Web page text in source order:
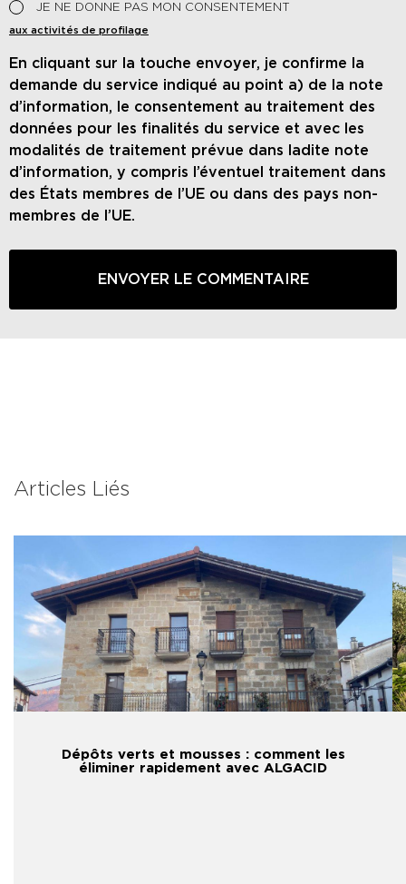
JE NE DONNE PAS MON CONSENTEMENT
aux activités de profilage
En cliquant sur la touche envoyer, je confirme la
demande du service indiqué au point a) de la note
d’information, le consentement au traitement des
données pour les finalités du service et avec les
modalités de traitement prévue dans ladite note
d’information, y compris l’éventuel traitement dans
des États membres de l’UE ou dans des pays non-
membres de l’UE.
Articles Liés
Dépôts verts et mousses : comment les
éliminer rapidement avec ALGACID